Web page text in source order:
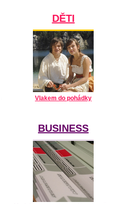
DĚTI
Vlakem do pohádky
BUSINESS